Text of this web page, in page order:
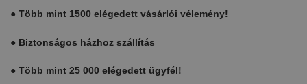
● Több mint 1500 elégedett vásárlói vélemény!
● Biztonságos házhoz szállítás
● Több mint 25 000 elégedett ügyfél!